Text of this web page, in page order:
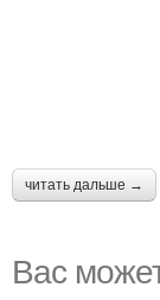
читать дальше →
Вас